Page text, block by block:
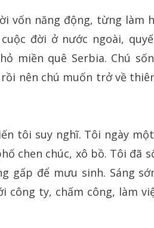
vốn năng động, từng làm
đời ở nước ngoài,
miền quê Serbia. Chú
nên chú muốn trở về
tôi suy nghĩ. Tôi ngày
chen chúc, xô bồ. Tôi đã
gấp để mưu sinh. Sáng
ty, chấm công, làm